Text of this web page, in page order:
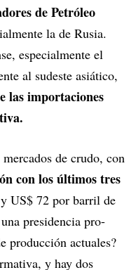
de Petróleo
la de Rusia.
especialmente el
al sudeste asiático,
las importaciones
de crudo, con
con los últimos tres
US$ 72 por barril de
presidencia pro-
producción actuales?
y hay dos